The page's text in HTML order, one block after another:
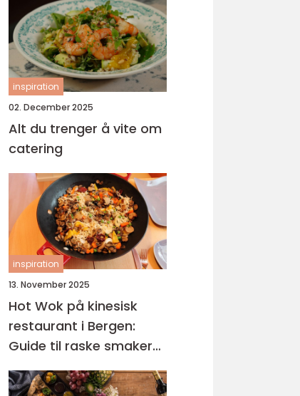
inspiration
02. December 2025
Alt du trenger å vite om
catering
inspiration
13. November 2025
Hot Wok på kinesisk
restaurant i Bergen:
Guide til raske smaker
på Sotra